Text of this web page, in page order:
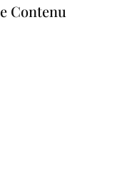
Contenu